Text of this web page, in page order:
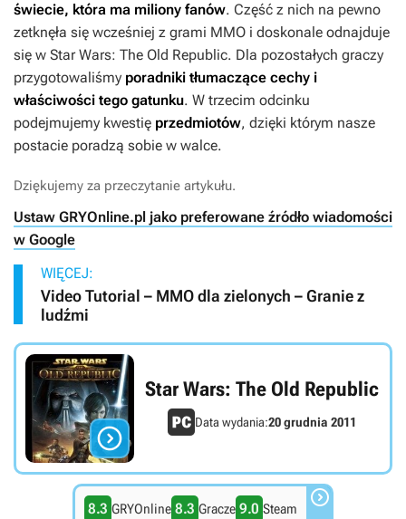
świecie, która ma miliony fanów. Część z nich na pewno
zetknęła się wcześniej z grami MMO i doskonale odnajduje
się w Star Wars: The Old Republic. Dla pozostałych graczy
przygotowaliśmy poradniki tłumaczące cechy i
właściwości tego gatunku. W trzecim odcinku
podejmujemy kwestię przedmiotów, dzięki którym nasze
postacie poradzą sobie w walce.
Dziękujemy za przeczytanie artykułu.
Ustaw GRYOnline.pl jako preferowane źródło wiadomości
w Google
WIĘCEJ:
Video Tutorial – MMO dla zielonych – Granie z
ludźmi

Star Wars: The Old Republic
Data wydania:20 grudnia 2011
8.3 GRYOnline 8.3 Gracze 9.0 Steam 